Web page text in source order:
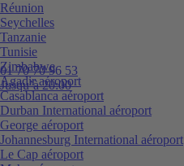
01 70 70 96 53
Jusqu’à 20:00
Réunion
Seychelles
Tanzanie
Tunisie
Zimbabwe
Agadir aéroport
Casablanca aéroport
Durban International aéroport
George aéroport
Johannesburg International aéroport
Le Cap aéroport